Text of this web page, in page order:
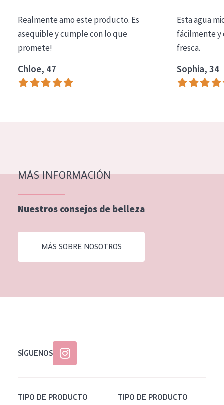
Essentials
Lift+
Expert
Piel madura
Piel menopáusica
EDAD
Realmente amo este producto. Es
asequible y cumple con lo que
promete!
Chloe, 47
Esta agua
fácilmente y
fresca.
Sophia, 34
MÁS INFORMACIÓN
Nuestros consejos de belleza
MÁS SOBRE NOSOTROS
SÍGUENOS
TIPO DE PRODUCTO TIPO DE PRODUCTO